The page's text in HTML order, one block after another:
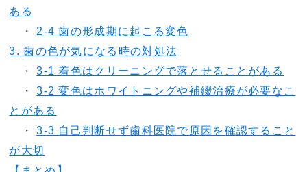
ある
・ 2-4 歯の形成期に起こる変色
3. 歯の色が気になる時の対処法
・3-1 着色はクリーニングで落とせることがある
・3-2 変色はホワイトニングや補綴治療が必要なこ
とがある
・3-3 自己判断せず歯科医院で原因を確認すること
が大切